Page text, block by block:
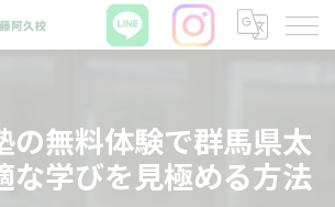
の無料体験で群馬県太
な学びを見極める方法